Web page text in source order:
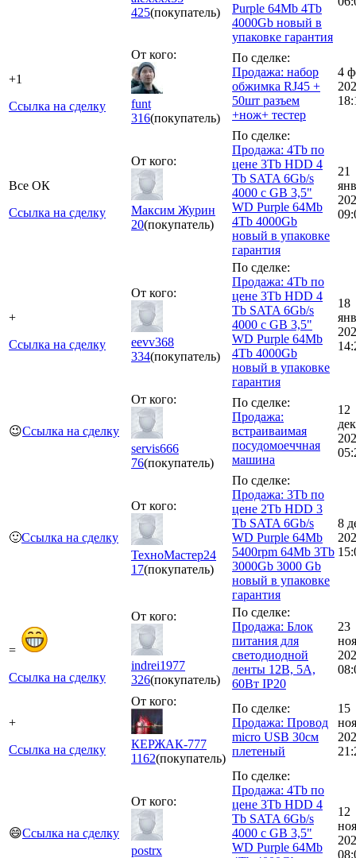
425(покупатель)
Purple 64Mb 4Tb
4000Gb новый в
упаковке гарантия
+1
Ссылка на сделку
От кого:
funt
316(покупатель)
По сделке:
Продажа: набор
обжимка RJ45 +
50шт разъем
+нож+ тестер
4
Все ОК
Ссылка на сделку
От кого:
Максим Журин
20(покупатель)
По сделке:
Продажа: 4Tb по
цене 3Tb HDD 4
Tb SATA 6Gb/s
4000 c GB 3,5"
WD Purple 64Mb
4Tb 4000Gb
новый в упаковке
гарантия
21
янв
+
Ссылка на сделку
От кого:
eevv368
334(покупатель)
По сделке:
Продажа: 4Tb по
цене 3Tb HDD 4
Tb SATA 6Gb/s
4000 c GB 3,5"
WD Purple 64Mb
4Tb 4000Gb
новый в упаковке
гарантия
18
янв
😉Ссылка на сделку
От кого:
servis666
76(покупатель)
По сделке:
Продажа:
встраиваимая
посудомоеччная
машина
12
дек
🙂Ссылка на сделку
От кого:
ТехноМастер24
17(покупатель)
По сделке:
Продажа: 3Tb по
цене 2Tb HDD 3
Tb SATA 6Gb/s
WD Purple 64Mb
5400rpm 64Mb 3Tb
3000Gb 3000 Gb
новый в упаковке
гарантия
8
=
Ссылка на сделку
От кого:
indrei1977
326(покупатель)
По сделке:
Продажа: Блок
питания для
светодиодной
ленты 12В, 5А,
60Вт IP20
23
+
Ссылка на сделку
От кого:
КЕРЖАК-777
1162(покупатель)
По сделке:
Продажа: Провод
micro USB 30см
плетеный
15
😄Ссылка на сделку
От кого:
postrx
По сделке:
Продажа: 4Tb по
цене 3Tb HDD 4
Tb SATA 6Gb/s
4000 c GB 3,5"
WD Purple 64Mb
12